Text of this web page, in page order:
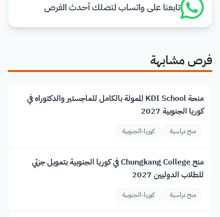
تابعنا على واتساب لتصلك أحدث الفرص
فرص مشابهة
منحة KDI School الممولة بالكامل للماجستير والدكتوراه في
كوريا الجنوبية 2027
منح دراسية كوريا-الجنوبية
منح Chungkang College في كوريا الجنوبية بتمويل جزئي
للطلاب الدوليين 2027
منح دراسية كوريا-الجنوبية